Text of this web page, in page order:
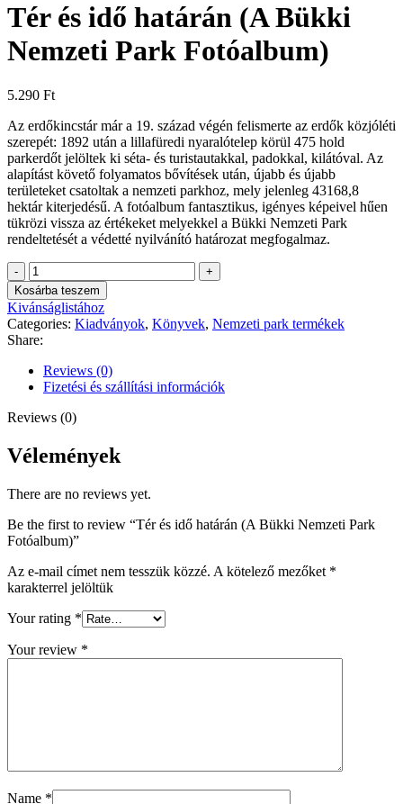
Tér ​és idő határán (A Bükki
Nemzeti Park Fotóalbum)
5.290 Ft
Az erdőkincstár már a 19. század végén felismerte az erdők közjóléti
szerepét: 1892 után a lillafüredi nyaralótelep körül 475 hold
parkerdőt jelöltek ki séta- és turistautakkal, padokkal, kilátóval. Az
alapítást követő folyamatos bővítések után, újabb és újabb
területeket csatoltak a nemzeti parkhoz, mely jelenleg 43168,8
hektár kiterjedésű. A fotóalbum fantasztikus, igényes képeivel hűen
tükrözi vissza az értékeket melyekkel a Bükki Nemzeti Park
rendeltetését a védetté nyilvánító határozat megfogalmaz.
Tér
és
idő
határán
(A
Bükki
Nemzeti
Park
Fotóalbum)
Kosárba teszem
Kivánságlistához
Categories: Kiadványok, Könyvek, Nemzeti park termékek
Share:
Reviews (0)
Fizetési és szállítási információk
Reviews (0)
Vélemények
There are no reviews yet.
Be the first to review “Tér ​és idő határán (A Bükki Nemzeti Park
Fotóalbum)”
Az e-mail címet nem tesszük közzé. A kötelező mezőket *
karakterrel jelöltük
Your rating *
Your review *
Name *